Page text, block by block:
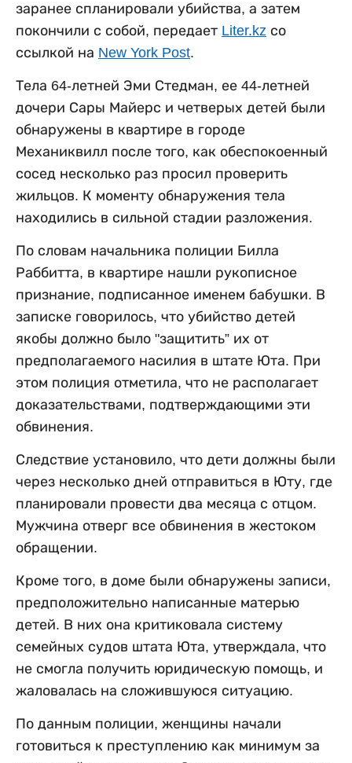
заранее спланировали убийства, а затем
покончили с собой, передает Liter.kz со
ссылкой на New York Post.
Тела 64-летней Эми Стедман, ее 44-летней
дочери Сары Майерс и четверых детей были
обнаружены в квартире в городе
Механиквилл после того, как обеспокоенный
сосед несколько раз просил проверить
жильцов. К моменту обнаружения тела
находились в сильной стадии разложения.
По словам начальника полиции Билла
Раббитта, в квартире нашли рукописное
признание, подписанное именем бабушки. В
записке говорилось, что убийство детей
якобы должно было "защитить” их от
предполагаемого насилия в штате Юта. При
этом полиция отметила, что не располагает
доказательствами, подтверждающими эти
обвинения.
Следствие установило, что дети должны были
через несколько дней отправиться в Юту, где
планировали провести два месяца с отцом.
Мужчина отверг все обвинения в жестоком
обращении.
Кроме того, в доме были обнаружены записи,
предположительно написанные матерью
детей. В них она критиковала систему
семейных судов штата Юта, утверждала, что
не смогла получить юридическую помощь, и
жаловалась на сложившуюся ситуацию.
По данным полиции, женщины начали
готовиться к преступлению как минимум за